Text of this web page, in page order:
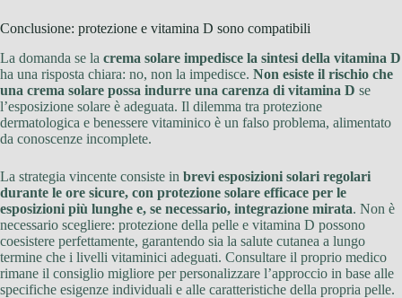
Conclusione: protezione e vitamina D sono compatibili
La domanda se la crema solare impedisce la sintesi della vitamina D
ha una risposta chiara: no, non la impedisce. Non esiste il rischio che
una crema solare possa indurre una carenza di vitamina D se
l’esposizione solare è adeguata. Il dilemma tra protezione
dermatologica e benessere vitaminico è un falso problema, alimentato
da conoscenze incomplete.
La strategia vincente consiste in brevi esposizioni solari regolari
durante le ore sicure, con protezione solare efficace per le
esposizioni più lunghe e, se necessario, integrazione mirata. Non è
necessario scegliere: protezione della pelle e vitamina D possono
coesistere perfettamente, garantendo sia la salute cutanea a lungo
termine che i livelli vitaminici adeguati. Consultare il proprio medico
rimane il consiglio migliore per personalizzare l’approccio in base alle
specifiche esigenze individuali e alle caratteristiche della propria pelle.